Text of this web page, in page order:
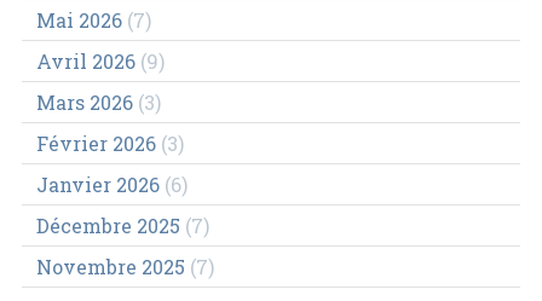
Mai 2026(7)
Avril 2026(9)
Mars 2026(3)
Février 2026(3)
Janvier 2026(6)
Décembre 2025 (7)
Novembre 2025 (7)